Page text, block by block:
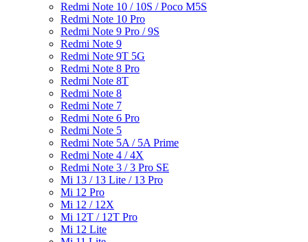
Redmi Note 10 / 10S / Poco M5S
Redmi Note 10 Pro
Redmi Note 9 Pro / 9S
Redmi Note 9
Redmi Note 9T 5G
Redmi Note 8 Pro
Redmi Note 8T
Redmi Note 8
Redmi Note 7
Redmi Note 6 Pro
Redmi Note 5
Redmi Note 5A / 5A Prime
Redmi Note 4 / 4X
Redmi Note 3 / 3 Pro SE
Mi 13 / 13 Lite / 13 Pro
Mi 12 Pro
Mi 12 / 12X
Mi 12T / 12T Pro
Mi 12 Lite